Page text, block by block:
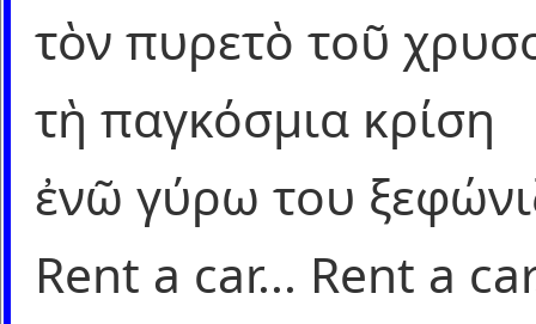
τὸν πυρετὸ τοῦ
τὴ παγκόσμια κρίση
ἐνῶ γύρω του
Rent a car... Rent a